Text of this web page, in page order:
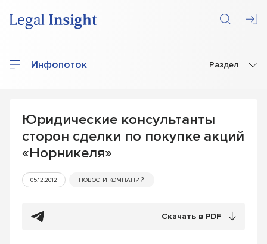
Инфопоток Раздел
Юридические консультанты
сторон сделки по покупке акций
«Норникеля»
05.12.2012 НОВОСТИ КОМПАНИЙ
Скачать в PDF